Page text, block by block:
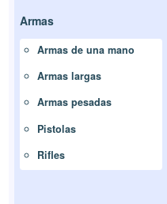
Armas
Armas de una mano
Armas largas
Armas pesadas
Pistolas
Rifles